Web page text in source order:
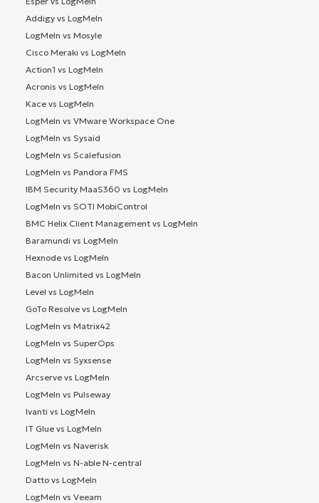
Addigy vs LogMeIn
LogMeIn vs Mosyle
Cisco Meraki vs LogMeIn
Action1 vs LogMeIn
Acronis vs LogMeIn
Kace vs LogMeIn
LogMeIn vs VMware Workspace One
LogMeIn vs Sysaid
LogMeIn vs Scalefusion
LogMeIn vs Pandora FMS
IBM Security MaaS360 vs LogMeIn
LogMeIn vs SOTI MobiControl
BMC Helix Client Management vs LogMeIn
Baramundi vs LogMeIn
Hexnode vs LogMeIn
Bacon Unlimited vs LogMeIn
Level vs LogMeIn
GoTo Resolve vs LogMeIn
LogMeIn vs Matrix42
LogMeIn vs SuperOps
LogMeIn vs Syxsense
Arcserve vs LogMeIn
LogMeIn vs Pulseway
Ivanti vs LogMeIn
IT Glue vs LogMeIn
LogMeIn vs Naverisk
LogMeIn vs N-able N-central
Datto vs LogMeIn
LogMeIn vs Veeam